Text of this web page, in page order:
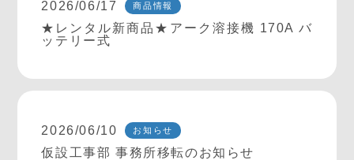
2026/06/17 商品情報
★レンタル新商品★アーク溶接機 170A バ
ッテリー式
2026/06/10 お知らせ
仮設工事部 事務所移転のお知らせ